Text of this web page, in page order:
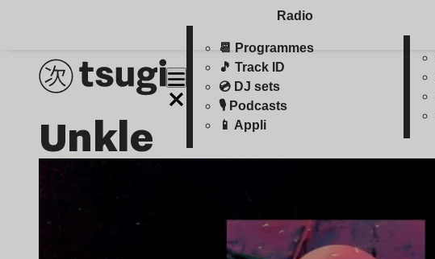
Radio
📆 Programmes
🎵 Track ID
💿 DJ sets
🎙️ Podcasts
📱 Appli
Unkle